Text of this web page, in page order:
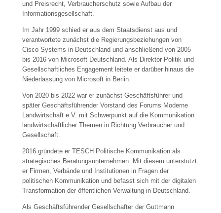
und Preisrecht, Verbraucherschutz sowie Aufbau der
Informationsgesellschaft.
Im Jahr 1999 schied er aus dem Staatsdienst aus und
verantwortete zunächst die Regierungsbeziehungen von
Cisco Systems in Deutschland und anschließend von 2005
bis 2016 von Microsoft Deutschland. Als Direktor Politik und
Gesellschaftliches Engagement leitete er darüber hinaus die
Niederlassung von Microsoft in Berlin.
Von 2020 bis 2022 war er zunächst Geschäftsführer und
später Geschäftsführender Vorstand des Forums Moderne
Landwirtschaft e.V. mit Schwerpunkt auf die Kommunikation
landwirtschaftlicher Themen in Richtung Verbraucher und
Gesellschaft.
2016 gründete er TESCH Politische Kommunikation als
strategisches Beratungsunternehmen. Mit diesem unterstützt
er Firmen, Verbände und Institutionen in Fragen der
politischen Kommunikation und befasst sich mit der digitalen
Transformation der öffentlichen Verwaltung in Deutschland.
Als Geschäftsführender Gesellschafter der Guttmann